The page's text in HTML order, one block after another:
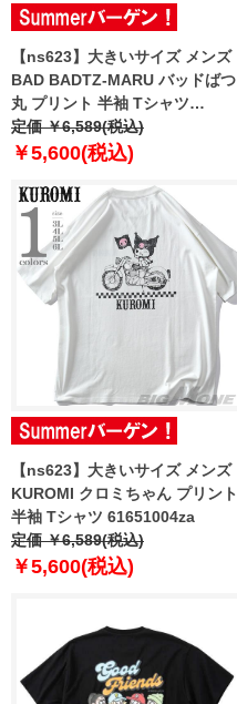
【ns623】大きいサイズ メンズ
BAD BADTZ-MARU バッドばつ
丸 プリント 半袖 Tシャツ
61651002za
定価 ￥6,589(税込)
￥5,600(税込)
【ns623】大きいサイズ メンズ
KUROMI クロミちゃん プリント
半袖 Tシャツ 61651004za
定価 ￥6,589(税込)
￥5,600(税込)